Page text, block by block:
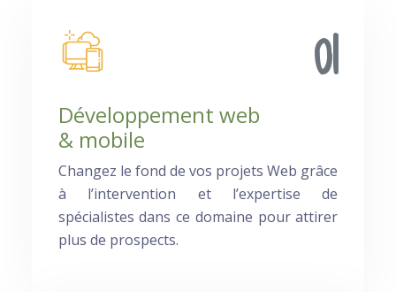
01
Développement web
& mobile
Changez le fond de vos projets Web grâce
à l’intervention et l’expertise de
spécialistes dans ce domaine pour attirer
plus de prospects.